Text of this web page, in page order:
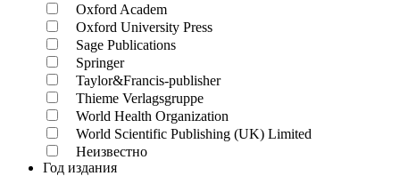
Oxford Academ
Oxford University Press
Sage Publications
Springer
Taylor&Francis-publisher
Thieme Verlagsgruppe
World Health Organization
World Scientific Publishing (UK) Limited
Неизвестно
Год издания